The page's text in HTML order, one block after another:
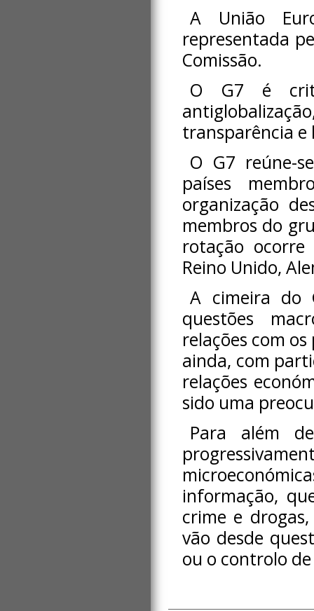
A União
representada
Comissão.
O G7 é
transparência
O G7 reúne-
países
organização
membros do
rotação ocorre
Reino Unido,
A cimeira do
questões
relações com
ainda, com
relações
sido uma
Para além
informação,
crime e
vão desde
ou o controlo